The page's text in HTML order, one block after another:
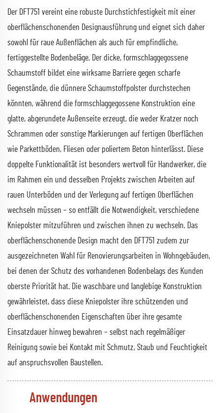
Der DFT751 vereint eine robuste Durchstichfestigkeit mit einer
oberflächenschonenden Designausführung und eignet sich daher
sowohl für raue Außenflächen als auch für empfindliche,
fertiggestellte Bodenbeläge. Der dicke, formschlaggegossene
Schaumstoff bildet eine wirksame Barriere gegen scharfe
Gegenstände, die dünnere Schaumstoffpolster durchstechen
könnten, während die formschlaggegossene Konstruktion eine
glatte, abgerundete Außenseite erzeugt, die weder Kratzer noch
Schrammen oder sonstige Markierungen auf fertigen Oberflächen
wie Parkettböden, Fliesen oder poliertem Beton hinterlässt. Diese
doppelte Funktionalität ist besonders wertvoll für Handwerker, die
im Rahmen ein und desselben Projekts zwischen Arbeiten auf
rauen Unterböden und der Verlegung auf fertigen Oberflächen
wechseln müssen – so entfällt die Notwendigkeit, verschiedene
Kniepolster mitzuführen und zwischen ihnen zu wechseln. Das
oberflächenschonende Design macht den DFT751 zudem zur
ausgezeichneten Wahl für Renovierungsarbeiten in Wohngebäuden,
bei denen der Schutz des vorhandenen Bodenbelags des Kunden
oberste Priorität hat. Die waschbare und langlebige Konstruktion
gewährleistet, dass diese Kniepolster ihre schützenden und
oberflächenschonenden Eigenschaften über ihre gesamte
Einsatzdauer hinweg bewahren – selbst nach regelmäßiger
Reinigung sowie bei Kontakt mit Schmutz, Staub und Feuchtigkeit
auf anspruchsvollen Baustellen.
Anwendungen